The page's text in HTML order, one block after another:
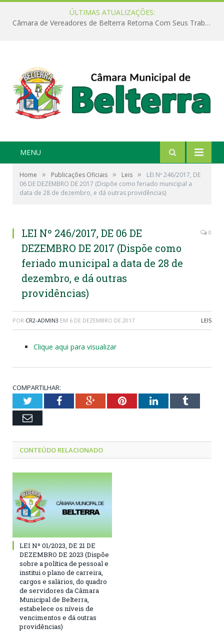
ÚLTIMAS ATUALIZAÇÕES:
Câmara de Vereadores de Belterra Retorna Com Seus Trabalhos Legislativos
MENU
Home » Publicações Oficiais » Leis »
LEI Nº 246/2017, DE
06 DE DEZEMBRO DE 2017 (Dispõe como feriado municipal a
data de 28 de dezembro, e dá outras providências)
LEI Nº 246/2017, DE 06 DE
DEZEMBRO DE 2017 (Dispõe como
feriado municipal a data de 28 de
dezembro, e dá outras
providências)
0
POR CR2-ADMIN3 EM 6 DE DEZEMBRO DE 2017 LEIS
Clique aqui para visualizar
COMPARTILHAR:
TwitterFacebookGoogle+PinterestLinkedInTumblr
Email
CONTEÚDO RELACIONADO
LEI Nº 01/2023, DE 21 DE
DEZEMBRO DE 2023 (Dispõe
sobre a política de pessoal e
institui o plano de carreira,
cargos e salários, do quadro
de servidores da Câmara
Municipal de Belterra,
estabelece os níveis de
vencimentos e dá outras
providências)